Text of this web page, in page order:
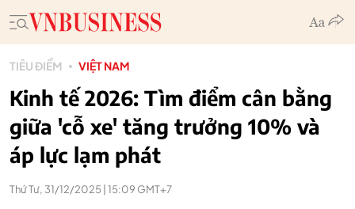
TIÊU ĐIỂM VIỆT NAM
Kinh tế 2026: Tìm điểm cân bằng
giữa 'cỗ xe' tăng trưởng 10% và
áp lực lạm phát
Thứ Tư, 31/12/2025 | 15:09 GMT+7